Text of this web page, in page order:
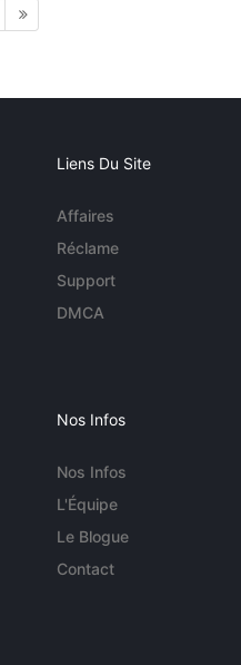
Liens Du Site
Affaires
Réclame
Support
DMCA
Nos Infos
Nos Infos
L'Équipe
Le Blogue
Contact